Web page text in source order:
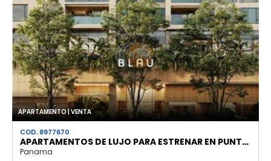
APARTAMENTO | VENTA
COD. 8977670
APARTAMENTOS DE LUJO PARA ESTRENAR EN PUNT…
Panama